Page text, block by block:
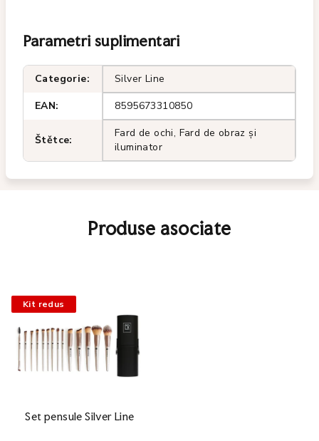
Parametri suplimentari
Categorie:
Silver Line
EAN: 8595673310850
Štětce:
Fard de ochi, Fard de obraz și
iluminator
Produse asociate
Kit redus
Set pensule Silver Line